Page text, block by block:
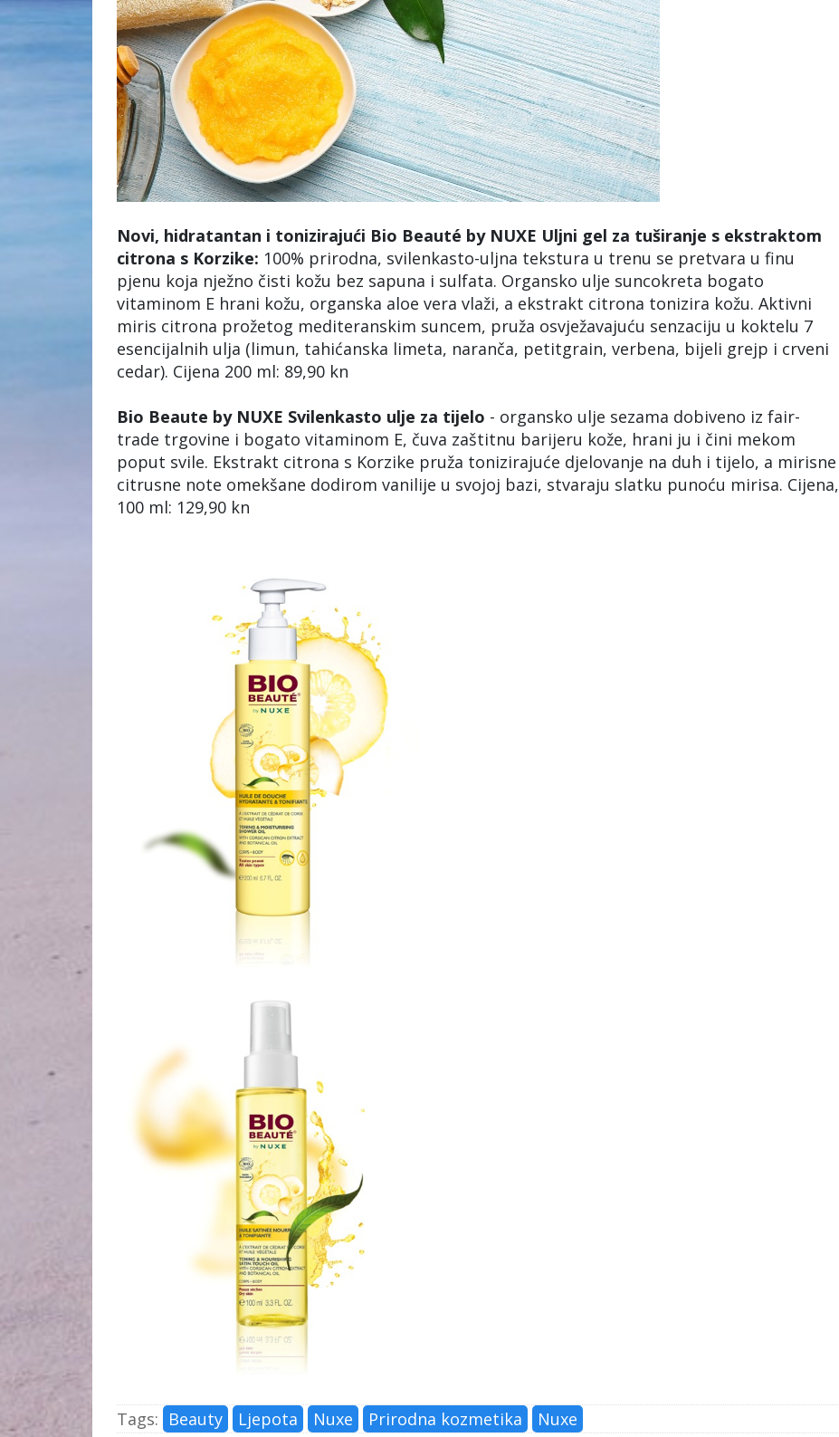
Novi, hidratantan i tonizirajući Bio Beauté by NUXE Uljni gel za tuširanje s ekstraktom
citrona s Korzike: 100% prirodna, svilenkasto-uljna tekstura u trenu se pretvara u finu
pjenu koja nježno čisti kožu bez sapuna i sulfata. Organsko ulje suncokreta bogato
vitaminom E hrani kožu, organska aloe vera vlaži, a ekstrakt citrona tonizira kožu. Aktivni
miris citrona prožetog mediteranskim suncem, pruža osvježavajuću senzaciju u koktelu 7
esencijalnih ulja (limun, tahićanska limeta, naranča, petitgrain, verbena, bijeli grejp i crveni
cedar). Cijena 200 ml: 89,90 kn
Bio Beaute by NUXE Svilenkasto ulje za tijelo - organsko ulje sezama dobiveno iz fair-
trade trgovine i bogato vitaminom E, čuva zaštitnu barijeru kože, hrani ju i čini mekom
poput svile. Ekstrakt citrona s Korzike pruža tonizirajuće djelovanje na duh i tijelo, a mirisne
citrusne note omekšane dodirom vanilije u svojoj bazi, stvaraju slatku punoću mirisa. Cijena,
100 ml: 129,90 kn
Tags: Beauty Ljepota Nuxe Prirodna kozmetika Nuxe